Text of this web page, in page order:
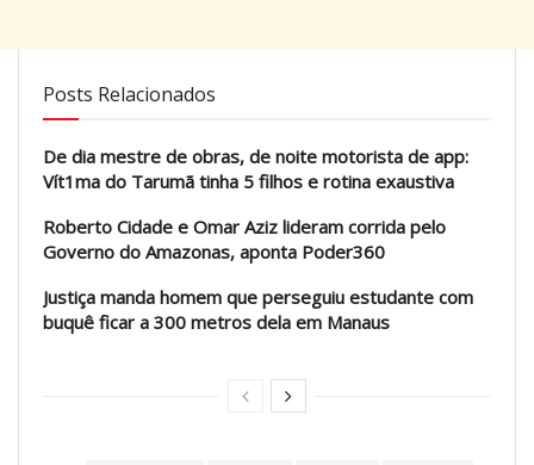
Posts Relacionados
De dia mestre de obras, de noite motorista de app:
Vít1ma do Tarumã tinha 5 filhos e rotina exaustiva
Roberto Cidade e Omar Aziz lideram corrida pelo
Governo do Amazonas, aponta Poder360
Justiça manda homem que perseguiu estudante com
buquê ficar a 300 metros dela em Manaus